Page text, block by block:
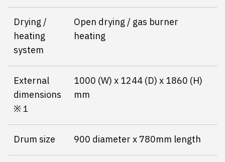
Drying /
heating
system
Open drying / gas burner
heating
External
dimensions
※１
1000 (W) x 1244 (D) x 1860 (H)
mm
Drum size 900 diameter x 780mm length